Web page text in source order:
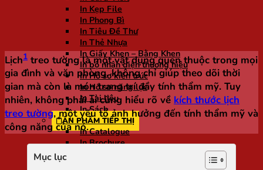
In Kẹp File
In Phong Bì
In Tiêu Đề Thư
In Thẻ Nhựa
In Giấy Khen – Bằng Khen
In bộ nhận diện thương hiệu
In Hồ sơ kiến trúc
In Hồ sơ năng lực
In Tài liệu
In Sách
ẤN PHẨM TIẾP THỊ
In Catalogue
In Brochure
Lịch1 treo tường là một vật dụng quen thuộc trong mọi
gia đình và văn phòng, không chỉ giúp theo dõi thời
gian mà còn là món trang trí đầy tính thẩm mỹ. Tuy
nhiên, không phải ai cũng hiểu rõ về kích thước lịch
treo tường, một yếu tố ảnh hưởng đến tính thẩm mỹ và
công năng của nó.
Mục lục